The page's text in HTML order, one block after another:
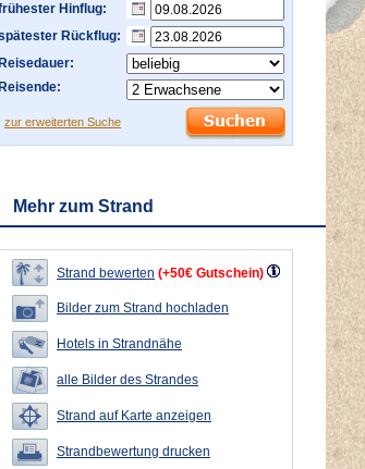
Hinflug:
Rückflug:
Reisedauer:
Reisende:
zur erweiterten Suche
Mehr zum Strand
Strand bewerten (+50€ Gutschein)
Bilder zum Strand hochladen
Hotels in Strandnähe
alle Bilder des Strandes
Strand auf Karte anzeigen
Strandbewertung drucken